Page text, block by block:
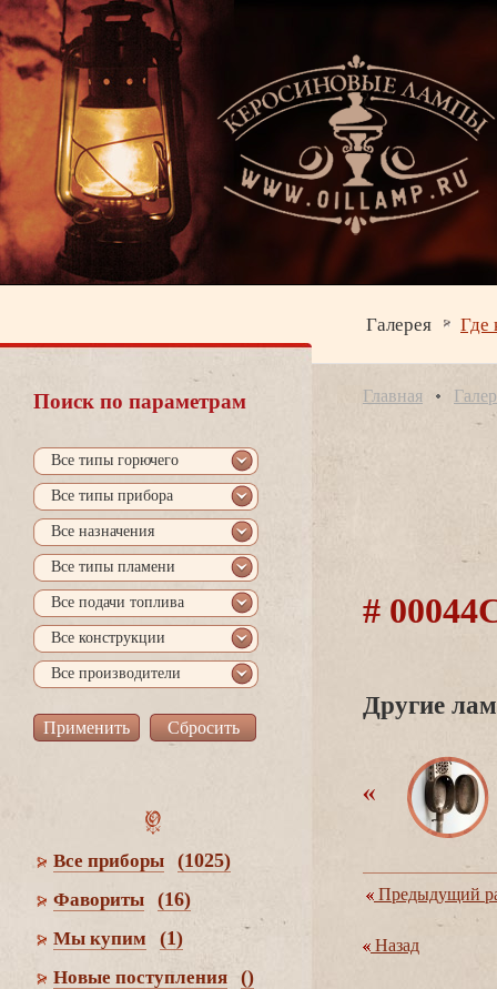
Галерея Где
Поиск по параметрам
се типы горючего
се типы прибора
се назначения
се типы пламени
се подачи топлива
се конструкции
се производители
се приборы (1025)
Фавориты (16)
Мы купим (1)
Новые поступления ()
Главная
#
Другие
Предыдущий
Назад